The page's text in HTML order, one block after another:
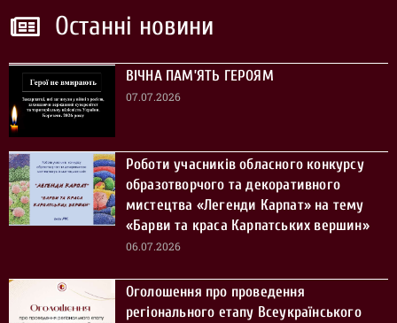
Останні новини
ВІЧНА ПАМ’ЯТЬ ГЕРОЯМ
07.07.2026
Роботи учасників обласного конкурсу
образотворчого та декоративного
мистецтва «Легенди Карпат» на тему
«Барви та краса Карпатських вершин»
06.07.2026
Оголошення про проведення
регіонального етапу Всеукраїнського